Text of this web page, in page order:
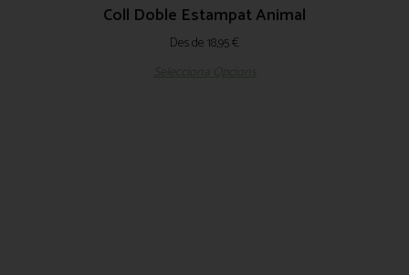
Coll Doble Estampat Animal
Des de18,95€